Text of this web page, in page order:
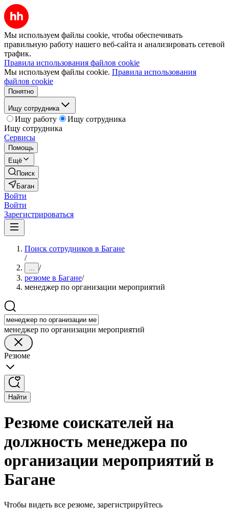
Мы используем файлы cookie, чтобы обеспечивать
правильную работу нашего веб-сайта и анализировать сетевой
трафик.
Правила использования файлов cookie
Мы используем файлы cookie. Правила использования
файлов cookie
Понятно
Ищу сотрудника
Ищу работу
Ищу сотрудника
Ищу сотрудника
Сервисы
Помощь
Ещё
Поиск
Баган
Войти
Войти
Зарегистрироваться
Поиск сотрудников в Багане
/
... /
резюме в Багане/
менеджер по организации мероприятий
менеджер по организации мероприятий
Резюме
Найти
Резюме соискателей на
должность менеджера по
организации мероприятий в
Багане
Чтобы видеть все резюме, зарегистрируйтесь